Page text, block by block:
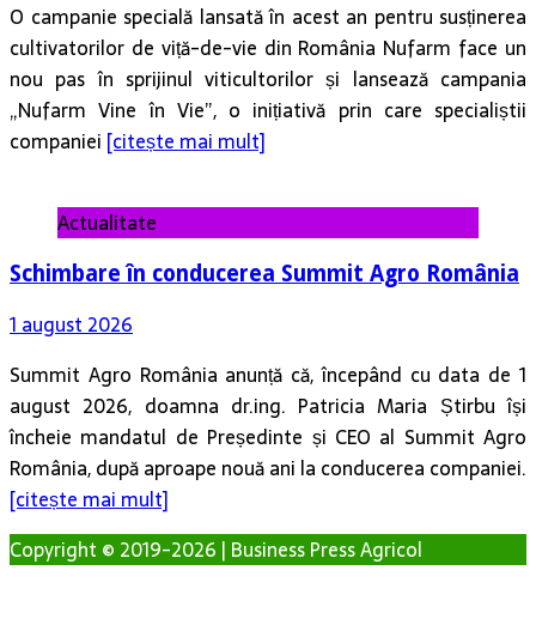
O campanie specială lansată în acest an pentru susținerea
cultivatorilor de viță-de-vie din România Nufarm face un
nou pas în sprijinul viticultorilor și lansează campania
„Nufarm Vine în Vie”, o inițiativă prin care specialiștii
companiei [citește mai mult]
Actualitate
Schimbare în conducerea Summit Agro România
1 august 2026
Summit Agro România anunță că, începând cu data de 1
august 2026, doamna dr.ing. Patricia Maria Știrbu își
încheie mandatul de Președinte și CEO al Summit Agro
România, după aproape nouă ani la conducerea companiei.
[citește mai mult]
Copyright © 2019-2026 | Business Press Agricol